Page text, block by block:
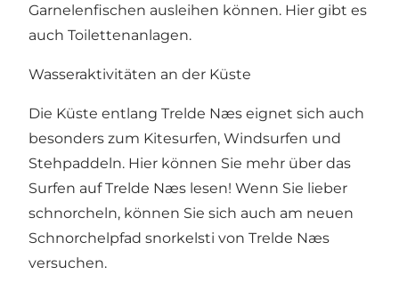
Garnelenfischen ausleihen können. Hier gibt es
auch Toilettenanlagen.
Wasseraktivitäten an der Küste
Die Küste entlang Trelde Næs eignet sich auch
besonders zum Kitesurfen, Windsurfen und
Stehpaddeln. Hier können Sie mehr über das
Surfen auf Trelde Næs lesen! Wenn Sie lieber
schnorcheln, können Sie sich auch am neuen
Schnorchelpfad snorkelsti von Trelde Næs
versuchen.